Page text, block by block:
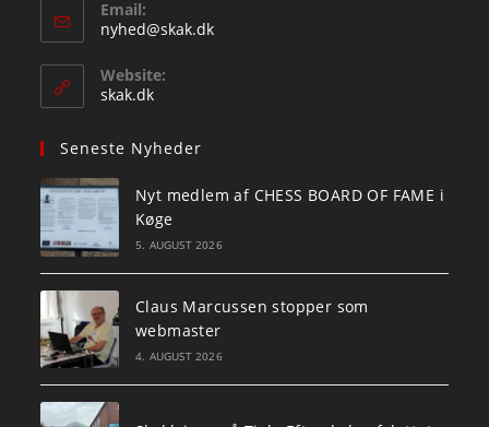
Email:
nyhed@skak.dkOpens
Website:
skak.dk
Seneste Nyheder
Nyt medlem af CHESS BOARD OF FAME i
Køge
5. AUGUST 2026
Claus Marcussen stopper som
webmaster
4. AUGUST 2026